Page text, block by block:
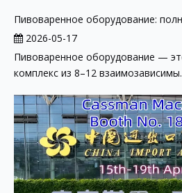
2026-05-17
Пивоваренное оборудование —
комплекс из 8–12